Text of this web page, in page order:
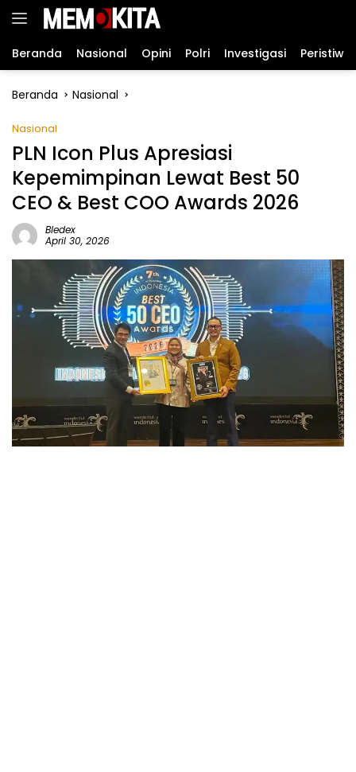
Langsung
Beranda Nasional Opini Polri Investigasi Peristiwa
Beranda Nasional
Nasional
PLN Icon Plus Apresiasi
Kepemimpinan Lewat Best 50
CEO & Best COO Awards 2026
Bledex
April 30, 2026